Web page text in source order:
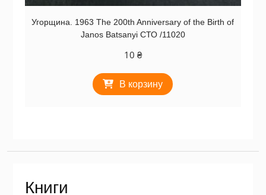
Угорщина. 1963 The 200th Anniversary of the Birth of
Janos Batsanyi СТО /11020
10 ₴
В корзину
Книги